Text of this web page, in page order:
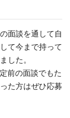
面談を通して自
て今まで持って
した。
前の面談でもた
た方はぜひ応募